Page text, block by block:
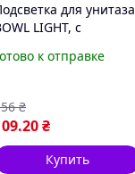
для унитаза
LIGHT, с
к отправке
.20₴
₴
Купить